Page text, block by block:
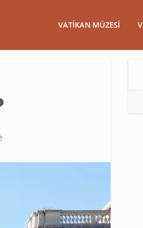
VATIKAN MÜZESI